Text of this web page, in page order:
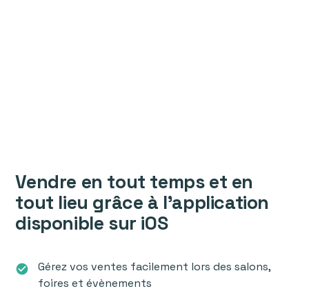
Vendre en tout temps et en
tout lieu grâce à l’application
disponible sur iOS
check_circle
Gérez vos ventes facilement lors des salons,
foires et évènements